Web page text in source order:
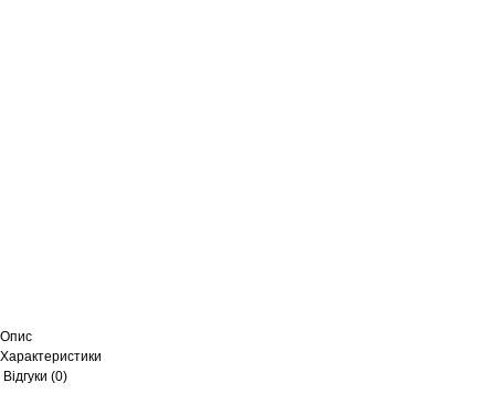
Опис
Характеристики
Відгуки (0)